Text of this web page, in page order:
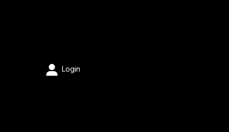
Login